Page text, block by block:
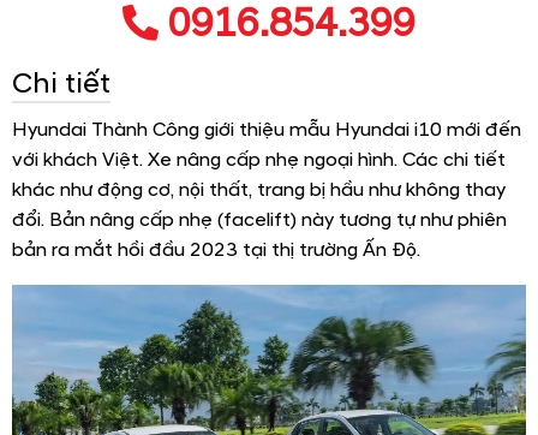
0916.854.399
Chi tiết
Hyundai Thành Công giới thiệu mẫu Hyundai i10 mới đến
với khách Việt. Xe nâng cấp nhẹ ngoại hình. Các chi tiết
khác như động cơ, nội thất, trang bị hầu như không thay
đổi. Bản nâng cấp nhẹ (facelift) này tương tự như phiên
bản ra mắt hồi đầu 2023 tại thị trường Ấn Độ.